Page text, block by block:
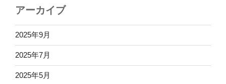
アーカイブ
2025年9月
2025年7月
2025年5月